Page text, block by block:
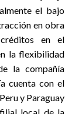
el bajo
en obra
en el
la flexibilidad
la compañía
cuenta con el
y Paraguay